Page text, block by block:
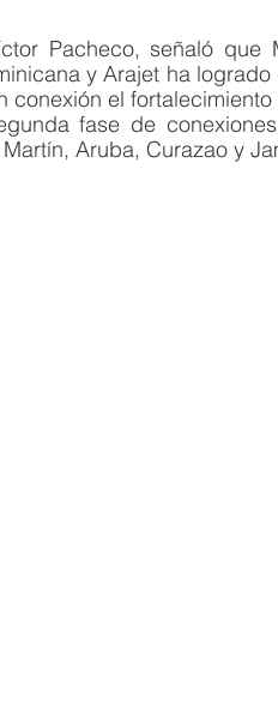
Pacheco, señaló
y Arajet ha
conexión el
fase de
Aruba, Curazao y